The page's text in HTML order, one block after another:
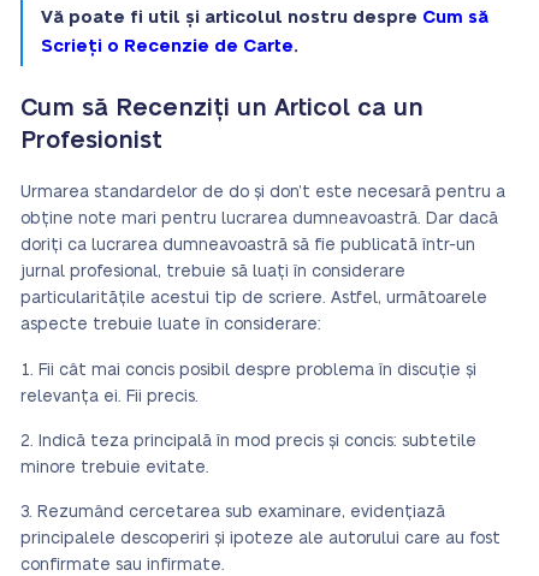
Vă poate fi util și articolul nostru despre Cum să
Scrieți o Recenzie de Carte.
Cum să Recenziți un Articol ca un
Profesionist
Urmarea standardelor de do și don’t este necesară pentru a
obține note mari pentru lucrarea dumneavoastră. Dar dacă
doriți ca lucrarea dumneavoastră să fie publicată într-un
jurnal profesional, trebuie să luați în considerare
particularitățile acestui tip de scriere. Astfel, următoarele
aspecte trebuie luate în considerare:
Fii cât mai concis posibil despre problema în discuție și
relevanța ei. Fii precis.
Indică teza principală în mod precis și concis: subtetile
minore trebuie evitate.
Rezumând cercetarea sub examinare, evidențiază
principalele descoperiri și ipoteze ale autorului care au fost
confirmate sau infirmate.